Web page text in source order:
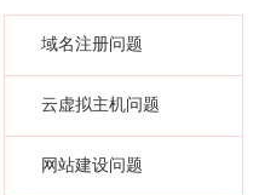
域名注册问题
云虚拟主机问题
网站建设问题